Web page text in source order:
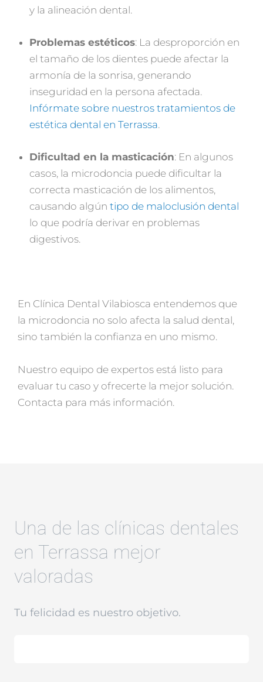
y la alineación dental.
Problemas estéticos: La desproporción en
el tamaño de los dientes puede afectar la
armonía de la sonrisa, generando
inseguridad en la persona afectada.
Infórmate sobre nuestros tratamientos de
estética dental en Terrassa.
Dificultad en la masticación: En algunos
casos, la microdoncia puede dificultar la
correcta masticación de los alimentos,
causando algún tipo de maloclusión dental
lo que podría derivar en problemas
digestivos.
En Clínica Dental Vilabiosca entendemos que
la microdoncia no solo afecta la salud dental,
sino también la confianza en uno mismo.
Nuestro equipo de expertos está listo para
evaluar tu caso y ofrecerte la mejor solución.
Contacta para más información.
Una de las clínicas dentales
en Terrassa mejor
valoradas
Tu felicidad es nuestro objetivo.